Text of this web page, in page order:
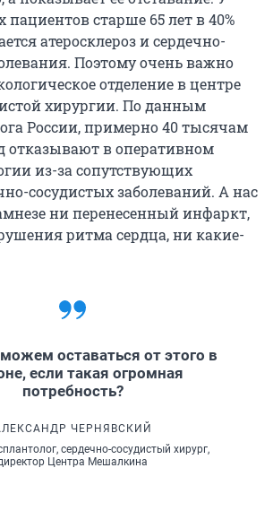
пациентов старше 65 лет в 40%
атеросклероз и сердечно-
Поэтому очень важно
отделение в центре
хирургии. По данным
России, примерно 40 тысячам
отказывают в оперативном
из-за сопутствующих
сосудистых заболеваний. А нас
ни перенесенный инфаркт,
ритма сердца, ни какие-
оставаться от этого в
если такая огромная
потребность?
ЧЕРНЯВСКИЙ
сердечно-сосудистый хирург,
Центра Мешалкина